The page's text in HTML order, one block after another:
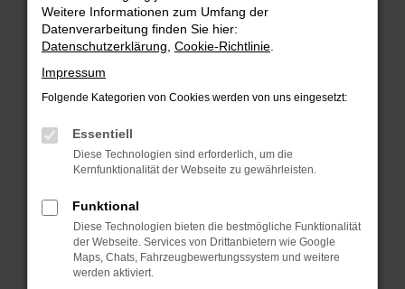
Fehler: Network Error
Beim Laden ist ein Fehler aufgetreten.
Hier sind ein paar Tipps, die dir helfen können:
Überprüfe deine Firewall und deine
Internetverbindung.
deine Suchmaschine?
Prüfe deine Browsererweiterungen.
Manche Erweiterungen, wie Werbeblocker,
können das Laden bestimmter Seiten
Weitere Informationen zum Umfang der
Datenverarbeitung finden Sie hier:
Datenschutzerklärung Cookie-Richtlinie
Impressum
Folgende Kategorien von Cookies werden von uns eingesetzt:
Essentiell
Diese Technologien sind erforderlich, um die
Kernfunktionalität der Webseite zu gewährleisten.
Funktional
Diese Technologien bieten die bestmögliche Funktionalität
der Webseite. Services von Drittanbietern wie Google
Maps, Chats, Fahrzeugbewertungssystem und weitere
werden aktiviert.